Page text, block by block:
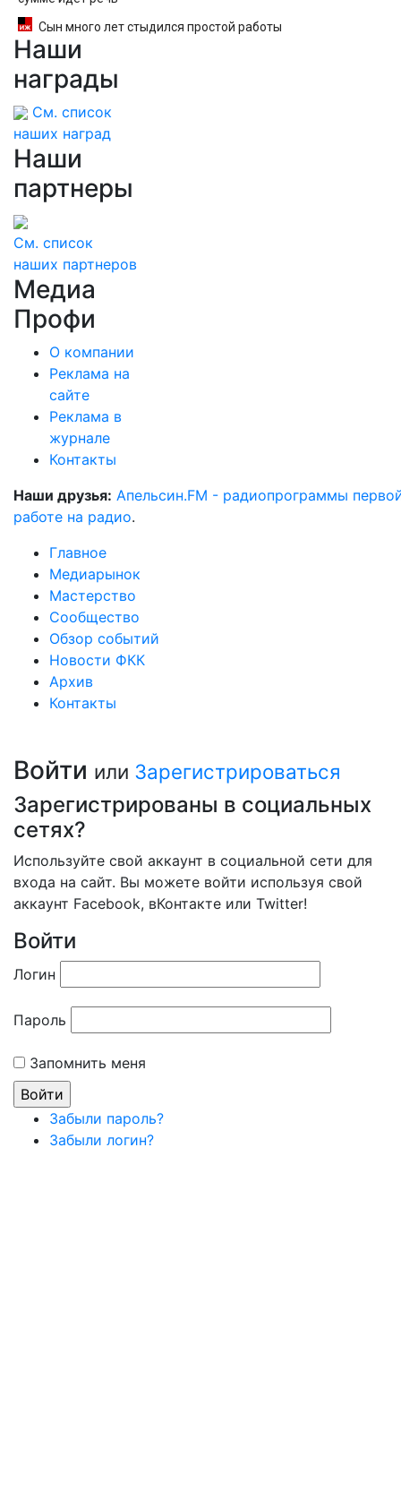
Сын много лет стыдился простой работы
отца, пока не узнал, ради чего тот отказался
Наши
награды
См. список
наших наград
Наши
партнеры
См. список
наших партнеров
Медиа
Профи
О компании
Реклама на
сайте
Реклама в
журнале
Контакты
Наши друзья: Апельсин.FM - радиопрограммы
работе на радио.
Главное
Медиарынок
Мастерство
Сообщество
Обзор событий
Новости ФКК
Архив
Контакты
Войти или Зарегистрироваться
Зарегистрированы в социальных
сетях?
Используйте свой аккаунт в социальной сети для
входа на сайт. Вы можете войти используя свой
аккаунт Facebook, вКонтакте или Twitter!
Войти
Логин
Пароль
Запомнить меня
Забыли пароль?
Забыли логин?